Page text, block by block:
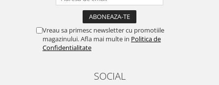
Vreau sa primesc newsletter cu promotiile
magazinului. Afla mai multe in Politica de
Confidentialitate
SOCIAL